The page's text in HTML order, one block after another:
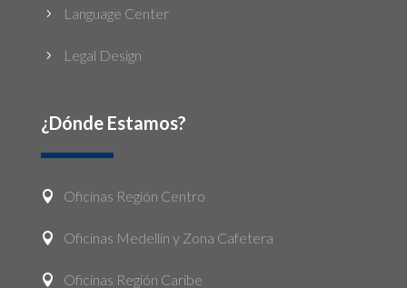
5 Language Center
5 Legal Design
¿Dónde Estamos?
 Oficinas Región Centro
 Oficinas Medellín y Zona Cafetera
 Oficinas Región Caribe